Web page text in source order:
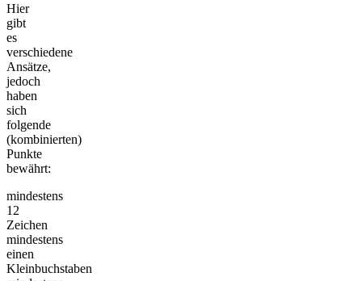
Hier
gibt
es
verschiedene
Ansätze,
jedoch
haben
sich
folgende
(kombinierten)
Punkte
bewährt:
mindestens
12
Zeichen
mindestens
einen
Kleinbuchstaben